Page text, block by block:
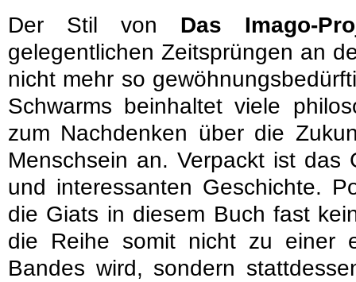
Der Stil von Das Imago-
gelegentlichen Zeitsprüngen an
nicht mehr so
Schwarms beinhaltet viele
zum Nachdenken über die
Menschsein an. Verpackt ist das
und interessanten Geschichte.
die Giats in diesem Buch fast
die Reihe somit nicht zu einer
Bandes wird, sondern